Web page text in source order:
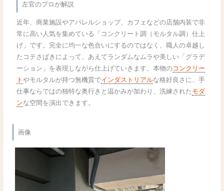
左官のプロが解説
近年、商業施設やアパレルショップ、カフェなどの店舗内装で非
常に高い人気を集めている「コンクリート調（モルタル調）仕上
げ」です。完全に均一な色合いにするのではなく、職人の卓越し
たコテさばきによって、あえてランダムなムラや美しい「グラデ
ーション」を表現しながら仕上げていきます。本物のコンクリー
ト やモルタルが持つ無機質でインダストリアルな格好良さに、手
仕事ならではの独特な奥行きと温かみが加わり、洗練された モダ
ンな空間を演出できます。
画像